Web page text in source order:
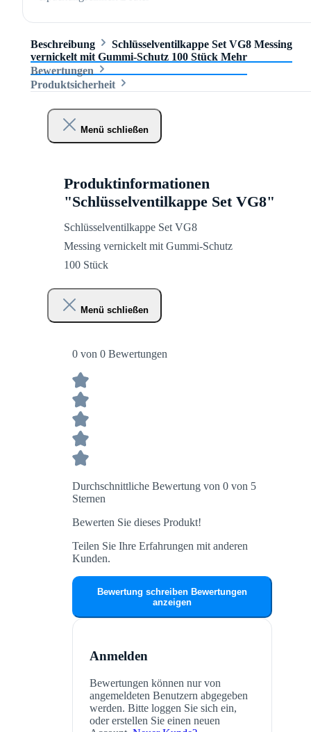
Beschreibung
Schlüsselventilkappe Set VG8 Messing
vernickelt mit Gummi-Schutz 100 Stück Mehr
Bewertungen
Produktsicherheit
Menü schließen
Produktinformationen
"Schlüsselventilkappe Set VG8"
Schlüsselventilkappe Set VG8
Messing vernickelt mit Gummi-Schutz
100 Stück
Menü schließen
0 von 0 Bewertungen
Durchschnittliche Bewertung von 0 von 5
Sternen
Bewerten Sie dieses Produkt!
Teilen Sie Ihre Erfahrungen mit anderen
Kunden.
Bewertung schreiben Bewertungen
anzeigen
Anmelden
Bewertungen können nur von
angemeldeten Benutzern abgegeben
werden. Bitte loggen Sie sich ein,
oder erstellen Sie einen neuen